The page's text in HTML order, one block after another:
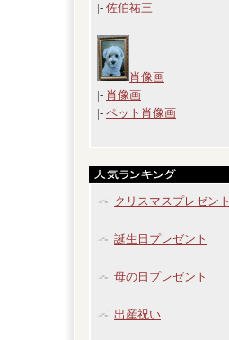
|- 佐伯祐三
肖像画
|- 肖像画
|- ペット肖像画
クリスマスプレゼント
誕生日プレゼント
母の日プレゼント
出産祝い